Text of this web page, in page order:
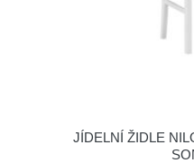
JÍDELNÍ ŽIDLE